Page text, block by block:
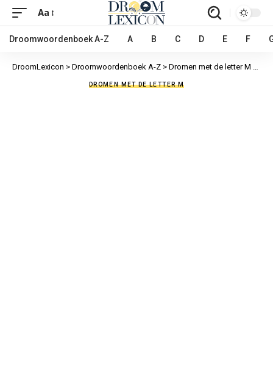
Aa
Droomwoordenboek A-Z A B C D E F
DroomLexicon > Droomwoordenboek A-Z > Dromen met de letter M
DROMEN MET DE LETTER M